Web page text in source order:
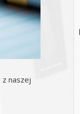
z naszej